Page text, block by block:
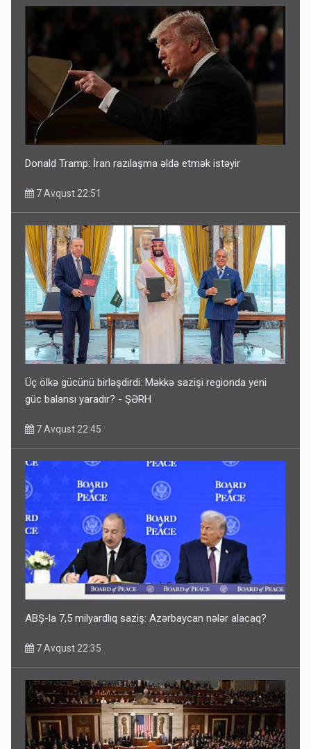
Donald Tramp: İran razılaşma əldə etmək istəyir
7 Avqust 22:51
Üç ölkə gücünü birləşdirdi: Məkkə sazişi regionda yeni
güc balansı yaradır? - ŞƏRH
7 Avqust 22:45
ABŞ-la 7,5 milyardlıq saziş: Azərbaycan nələr alacaq?
7 Avqust 22:35